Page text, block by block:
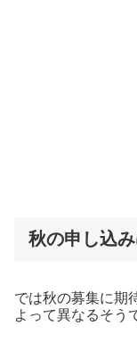
秋の申し込
では秋の募集に期
よって異なるそう